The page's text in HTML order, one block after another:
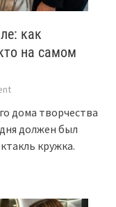
как
на самом
дома творчества
должен был
кружка.